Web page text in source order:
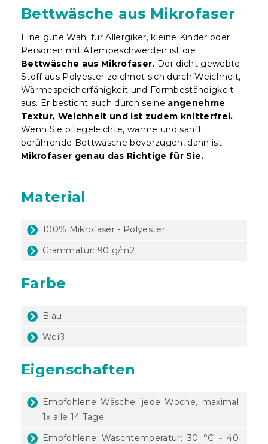
Bettwäsche aus Mikrofaser
Eine gute Wahl für Allergiker, kleine Kinder oder
Personen mit Atembeschwerden ist die
Bettwäsche aus Mikrofaser. Der dicht gewebte
Stoff aus Polyester zeichnet sich durch Weichheit,
Wärmespeicherfähigkeit und Formbeständigkeit
aus. Er besticht auch durch seine angenehme
Textur, Weichheit und ist zudem knitterfrei.
Wenn Sie pflegeleichte, warme und sanft
berührende Bettwäsche bevorzugen, dann ist
Mikrofaser genau das Richtige für Sie.
Material
100% Mikrofaser - Polyester
Grammatur: 90 g/m2
Farbe
Blau
Weiß
Eigenschaften
Empfohlene Wäsche: jede Woche, maximal
1x alle 14 Tage
Empfohlene Waschtemperatur: 30 °C - 40